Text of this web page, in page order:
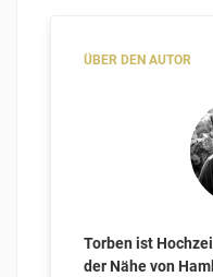
ÜBER DEN AUTOR
Torben ist
der Nähe von